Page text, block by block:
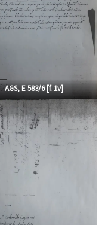
AGS, E 583/6 [f. 1v]